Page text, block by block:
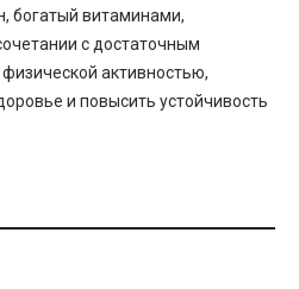
богатый витаминами,
с достаточным
активностью,
и повысить устойчивость